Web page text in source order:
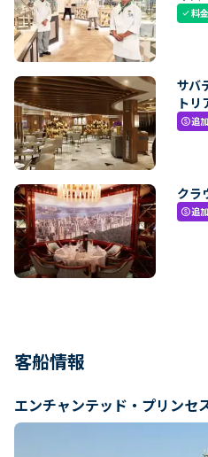
check料
サバ
トリ
paid追
クラ
paid追
客船情報
エンチャンテッド・プリンセ